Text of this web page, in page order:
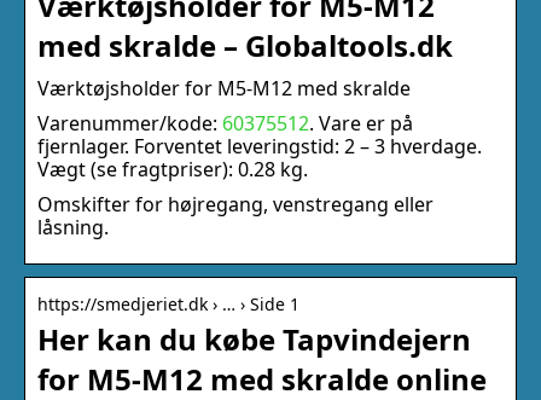
med skralde – Globaltools.dk
Værktøjsholder for M5-M12 med skralde
Varenummer/kode: 60375512. Vare er på
fjernlager. Forventet leveringstid: 2 – 3 hverdage.
Vægt (se fragtpriser): 0.28 kg.
Omskifter for højregang, venstregang eller
låsning.
https://smedjeriet.dk › … › Side 1
Her kan du købe Tapvindejern
for M5-M12 med skralde online